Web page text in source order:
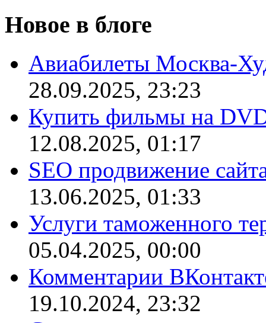
Новое в блоге
Авиабилеты Москва-
28.09.2025, 23:23
Купить фильмы на
12.08.2025, 01:17
SEO продвижение
13.06.2025, 01:33
Услуги таможенного
05.04.2025, 00:00
Комментарии
19.10.2024, 23:32